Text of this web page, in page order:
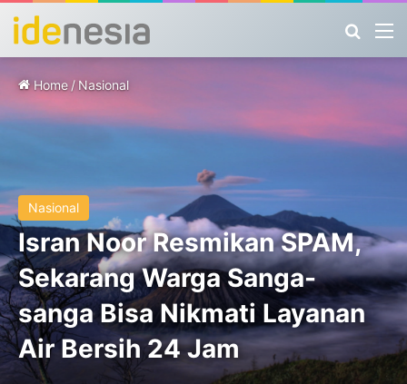
Home / Nasional
Nasional
Isran Noor Resmikan SPAM,
Sekarang Warga Sanga-
sanga Bisa Nikmati Layanan
Air Bersih 24 Jam